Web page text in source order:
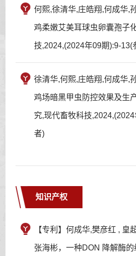
何熙,徐清华,庄皓翔,何成华,
鸡柔嫩艾美耳球虫卵囊孢子
技,2024,(2024年09期):9-13(
徐清华,何熙,庄皓翔,何成华,
鸡场暗黑甲虫防控效果及生
究,现代畜牧科技
者)
知识产权
【专利】何成华,樊彦红 , 皇
张海彬，一种DON 降解酶的